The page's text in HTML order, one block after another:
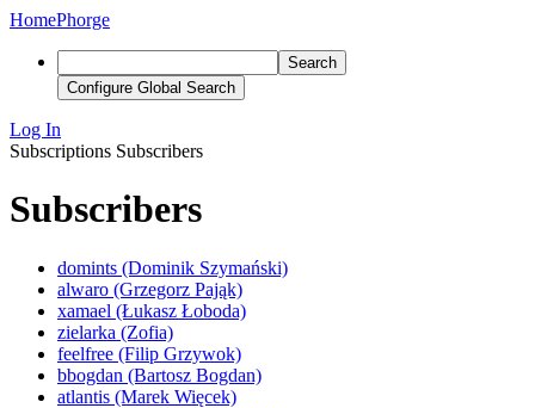
HomePhorge
Search
Configure Global Search
Log In
Subscriptions Subscribers
Subscribers
domints (Dominik Szymański)
alwaro (Grzegorz Pająk)
xamael (Łukasz Łoboda)
zielarka (Zofia)
feelfree (Filip Grzywok)
bbogdan (Bartosz Bogdan)
atlantis (Marek Więcek)